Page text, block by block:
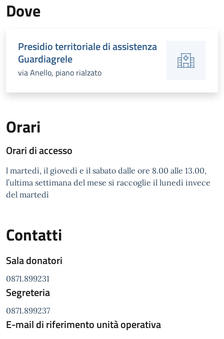
Dove
Presidio territoriale di assistenza
Guardiagrele
via Anello, piano rialzato
Orari
Orari di accesso
l martedì, il giovedì e il sabato dalle ore 8.00 alle 13.00,
l’ultima settimana del mese si raccoglie il lunedì invece
del martedì
Contatti
Sala donatori
0871.899231
Segreteria
0871.899237
E-mail di riferimento unità operativa